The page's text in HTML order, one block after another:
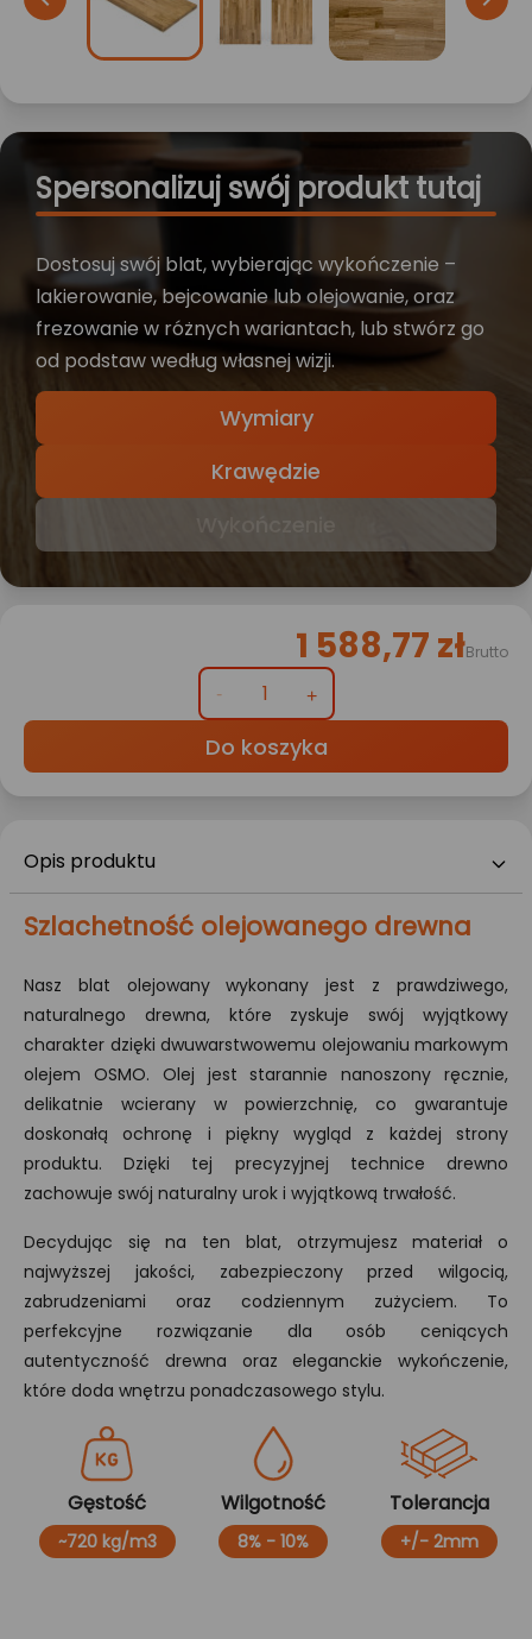
Spersonalizuj swój produkt tutaj
Dostosuj swój blat, wybierając wykończenie –
lakierowanie, bejcowanie lub olejowanie, oraz
frezowanie w różnych wariantach, lub stwórz go
od podstaw według własnej wizji.
Wymiary
Krawędzie
1 588,77 złBrutto
Do koszyka
Opis produktu
Szlachetność olejowanego drewna
Nasz blat olejowany wykonany jest z prawdziwego,
naturalnego drewna, które zyskuje swój wyjątkowy
charakter dzięki dwuwarstwowemu olejowaniu markowym
olejem OSMO. Olej jest starannie nanoszony ręcznie,
delikatnie wcierany w powierzchnię, co gwarantuje
doskonałą ochronę i piękny wygląd z każdej strony
produktu. Dzięki tej precyzyjnej technice drewno
zachowuje swój naturalny urok i wyjątkową trwałość.
Decydując się na ten blat, otrzymujesz materiał o
najwyższej jakości, zabezpieczony przed wilgocią,
zabrudzeniami oraz codziennym zużyciem. To
perfekcyjne rozwiązanie dla osób ceniących
autentyczność drewna oraz eleganckie wykończenie,
które doda wnętrzu ponadczasowego stylu.
Gęstość
~720 kg/m3
Wilgotność
8% - 10%
Tolerancja
+/- 2mm